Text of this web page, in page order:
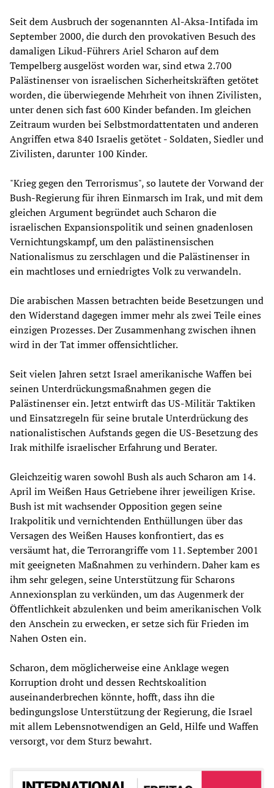
Seit dem Ausbruch der sogenannten Al-Aksa-Intifada im
September 2000, die durch den provokativen Besuch des
damaligen Likud-Führers Ariel Scharon auf dem
Tempelberg ausgelöst worden war, sind etwa 2.700
Palästinenser von israelischen Sicherheitskräften getötet
worden, die überwiegende Mehrheit von ihnen Zivilisten,
unter denen sich fast 600 Kinder befanden. Im gleichen
Zeitraum wurden bei Selbstmordattentaten und anderen
Angriffen etwa 840 Israelis getötet - Soldaten, Siedler und
Zivilisten, darunter 100 Kinder.
"Krieg gegen den Terrorismus", so lautete der Vorwand der
Bush-Regierung für ihren Einmarsch im Irak, und mit dem
gleichen Argument begründet auch Scharon die
israelischen Expansionspolitik und seinen gnadenlosen
Vernichtungskampf, um den palästinensischen
Nationalismus zu zerschlagen und die Palästinenser in
ein machtloses und erniedrigtes Volk zu verwandeln.
Die arabischen Massen betrachten beide Besetzungen und
den Widerstand dagegen immer mehr als zwei Teile eines
einzigen Prozesses. Der Zusammenhang zwischen ihnen
wird in der Tat immer offensichtlicher.
Seit vielen Jahren setzt Israel amerikanische Waffen bei
seinen Unterdrückungsmaßnahmen gegen die
Palästinenser ein. Jetzt entwirft das US-Militär Taktiken
und Einsatzregeln für seine brutale Unterdrückung des
nationalistischen Aufstands gegen die US-Besetzung des
Irak mithilfe israelischer Erfahrung und Berater.
Gleichzeitig waren sowohl Bush als auch Scharon am 14.
April im Weißen Haus Getriebene ihrer jeweiligen Krise.
Bush ist mit wachsender Opposition gegen seine
Irakpolitik und vernichtenden Enthüllungen über das
Versagen des Weißen Hauses konfrontiert, das es
versäumt hat, die Terrorangriffe vom 11. September 2001
mit geeigneten Maßnahmen zu verhindern. Daher kam es
ihm sehr gelegen, seine Unterstützung für Scharons
Annexionsplan zu verkünden, um das Augenmerk der
Öffentlichkeit abzulenken und beim amerikanischen Volk
den Anschein zu erwecken, er setze sich für Frieden im
Nahen Osten ein.
Scharon, dem möglicherweise eine Anklage wegen
Korruption droht und dessen Rechtskoalition
auseinanderbrechen könnte, hofft, dass ihn die
bedingungslose Unterstützung der Regierung, die Israel
mit allem Lebensnotwendigen an Geld, Hilfe und Waffen
versorgt, vor dem Sturz bewahrt.